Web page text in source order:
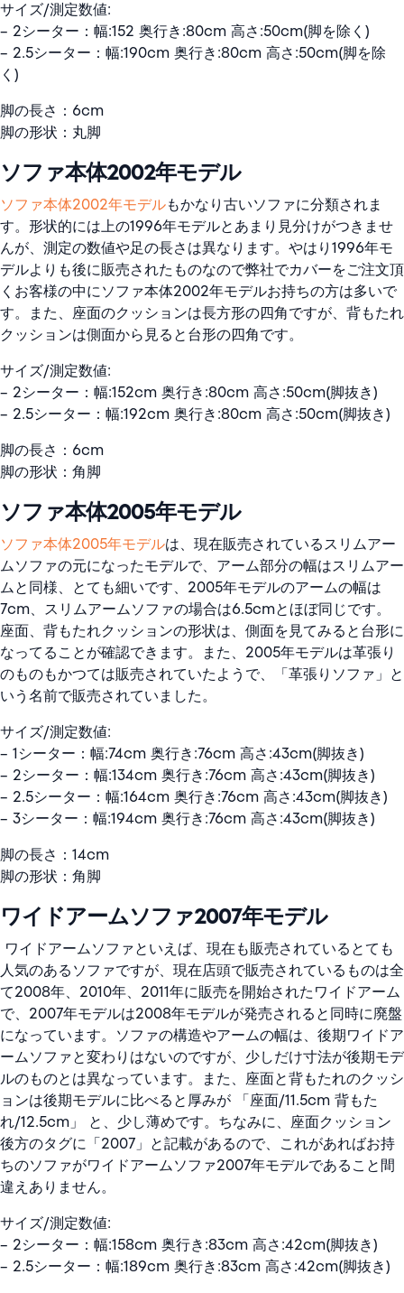
サイズ/測定数値:
– 2シーター：幅:152 奥行き:80cm 高さ:50cm(脚を除く)
– 2.5シーター：幅:190cm 奥行き:80cm 高さ:50cm(脚を除
く)
脚の長さ：6cm
脚の形状：丸脚
ソファ本体2002年モデル
ソファ本体2002年モデルもかなり古いソファに分類されま
す。形状的には上の1996年モデルとあまり見分けがつきませ
んが、測定の数値や足の長さは異なります。やはり1996年モ
デルよりも後に販売されたものなので弊社でカバーをご注文頂
くお客様の中にソファ本体2002年モデルお持ちの方は多いで
す。また、座面のクッションは長方形の四角ですが、背もたれ
クッションは側面から見ると台形の四角です。
サイズ/測定数値:
– 2シーター：幅:152cm 奥行き:80cm 高さ:50cm(脚抜き)
– 2.5シーター：幅:192cm 奥行き:80cm 高さ:50cm(脚抜き)
脚の長さ：6cm
脚の形状：角脚
ソファ本体2005年モデル
ソファ本体2005年モデルは、現在販売されているスリムアー
ムソファの元になったモデルで、アーム部分の幅はスリムアー
ムと同様、とても細いです、2005年モデルのアームの幅は
7cm、スリムアームソファの場合は6.5cmとほぼ同じです。
座面、背もたれクッションの形状は、側面を見てみると台形に
なってることが確認できます。また、2005年モデルは革張り
のものもかつては販売されていたようで、「革張りソファ」と
いう名前で販売されていました。
サイズ/測定数値:
– 1シーター：幅:74cm 奥行き:76cm 高さ:43cm(脚抜き)
– 2シーター：幅:134cm 奥行き:76cm 高さ:43cm(脚抜き)
– 2.5シーター：幅:164cm 奥行き:76cm 高さ:43cm(脚抜き)
– 3シーター：幅:194cm 奥行き:76cm 高さ:43cm(脚抜き)
脚の長さ：14cm
脚の形状：角脚
ワイドアームソファ2007年モデル
ワイドアームソファといえば、現在も販売されているとても
人気のあるソファですが、現在店頭で販売されているものは全
て2008年、2010年、2011年に販売を開始されたワイドアーム
で、2007年モデルは2008年モデルが発売されると同時に廃盤
になっています。ソファの構造やアームの幅は、後期ワイドア
ームソファと変わりはないのですが、少しだけ寸法が後期モデ
ルのものとは異なっています。また、座面と背もたれのクッシ
ョンは後期モデルに比べると厚みが 「座面/11.5cm 背もた
れ/12.5cm」 と、少し薄めです。ちなみに、座面クッション
後方のタグに「2007」と記載があるので、これがあればお持
ちのソファがワイドアームソファ2007年モデルであること間
違えありません。
サイズ/測定数値:
– 2シーター：幅:158cm 奥行き:83cm 高さ:42cm(脚抜き)
– 2.5シーター：幅:189cm 奥行き:83cm 高さ:42cm(脚抜き)